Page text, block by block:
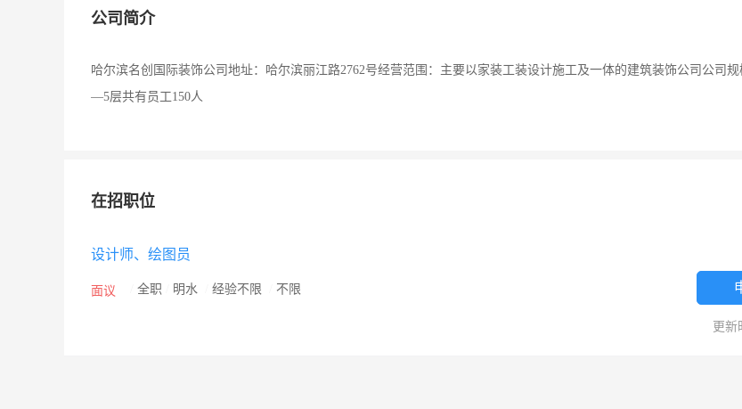
公司简介
哈尔滨名创国际装饰公司地址：哈尔滨丽江路2762号经营范围：主要以家装工装设计施工及一体的建筑装饰公司公司规
—5层共有员工150人
在招职位
设计师、绘图员
面议 全职 明水 经验不限 不限
更新